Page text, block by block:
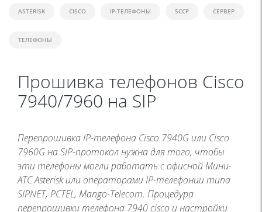
ASTERISK CISCO IP-ТЕЛЕФОНЫ SCCP СЕРВЕР
ТЕЛЕФОНЫ
Прошивка телефонов Cisco
7940/7960 на SIP
Перепрошивка IP-телефона Cisco 7940G или Cisco
7960G на SIP-протокол нужна для того, чтобы
эти телефоны могли работать с офисной Мини-
АТС Asterisk или операторами IP-телефонии типа
SIPNET, PCTEL, Mango-Telecom. Процедура
перепрошивки телефона 7940 cisco и настройки